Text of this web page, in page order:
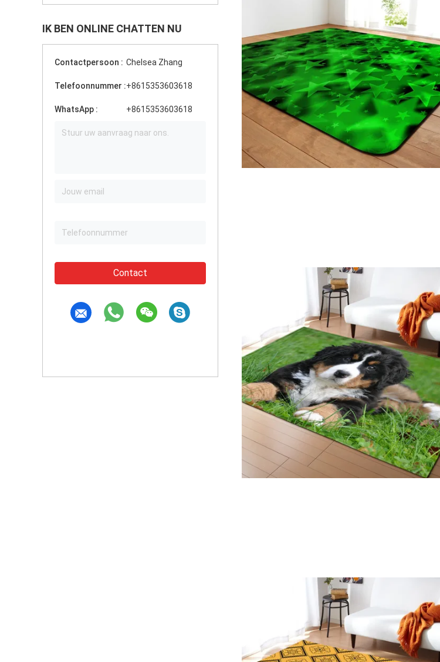
IK BEN ONLINE CHATTEN NU
Contactpersoon : Chelsea Zhang
Telefoonnummer :+8615353603618
WhatsApp : +8615353603618
Contact